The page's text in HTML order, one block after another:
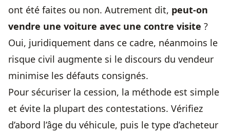
ont été faites ou non. Autrement dit, peut-on
vendre une voiture avec une contre visite ?
Oui, juridiquement dans ce cadre, néanmoins le
risque civil augmente si le discours du vendeur
minimise les défauts consignés.
Pour sécuriser la cession, la méthode est simple
et évite la plupart des contestations. Vérifiez
d’abord l’âge du véhicule, puis le type d’acheteur